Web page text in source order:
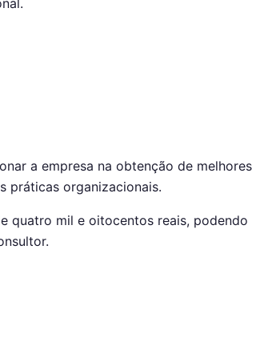
a empresa na obtenção de melhores
práticas organizacionais.
quatro mil e oitocentos reais, podendo